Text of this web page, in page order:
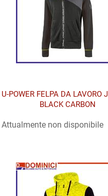
U-POWER FELPA DA LAVORO
BLACK CARBON
Attualmente non disponibile